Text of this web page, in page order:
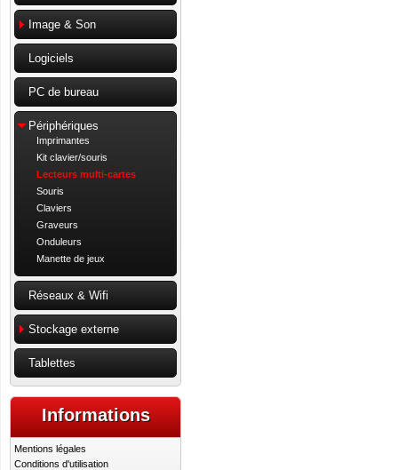
Image & Son
Logiciels
PC de bureau
Périphériques
Imprimantes
Kit clavier/souris
Lecteurs multi-cartes
Souris
Claviers
Graveurs
Onduleurs
Manette de jeux
Réseaux & Wifi
Stockage externe
Tablettes
Informations
Mentions légales
Conditions d'utilisation